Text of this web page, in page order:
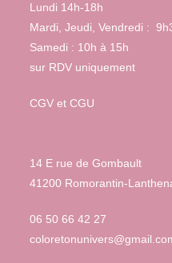
Lundi 14h-18h
Mardi, Jeudi, Vendredi :
Samedi : 10h à 15h
sur RDV uniquement
CGV et CGU
14 E rue de Gombault
41200 Romorantin-
06 50 66 42 27